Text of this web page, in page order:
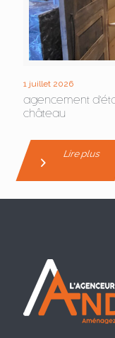
1 juillet 2026
agencement
château
Lire plus